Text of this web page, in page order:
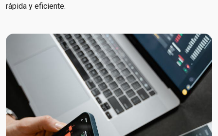
rápida y eficiente.